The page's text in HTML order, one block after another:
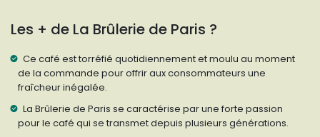
Les + de La Brûlerie de Paris ?
Ce café est torréfié quotidiennement et moulu au moment
de la commande pour offrir aux consommateurs une
fraîcheur inégalée.
La Brûlerie de Paris se caractérise par une forte passion
pour le café qui se transmet depuis plusieurs générations.